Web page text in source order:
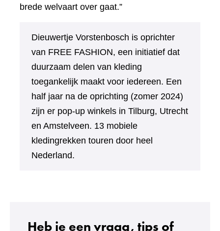
brede welvaart over gaat.”
Dieuwertje Vorstenbosch is oprichter
van FREE FASHION, een initiatief dat
duurzaam delen van kleding
toegankelijk maakt voor iedereen. Een
half jaar na de oprichting (zomer 2024)
zijn er pop-up winkels in Tilburg, Utrecht
en Amstelveen. 13 mobiele
kledingrekken touren door heel
Nederland.
Heb je een vraag, tips of